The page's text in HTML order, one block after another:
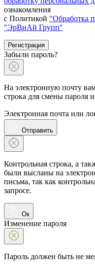
ознакомления
с Политикой "Обработка
"ЭрВиАй Групп"
Регистрация
Забыли пароль?
На электронную почту
строка для смены пароля
Электронная почта или
Отправить
Контрольная строка, а
были высланы на
письма, так как
запросе.
Ок
Изменение пароля
Пароль должен быть не